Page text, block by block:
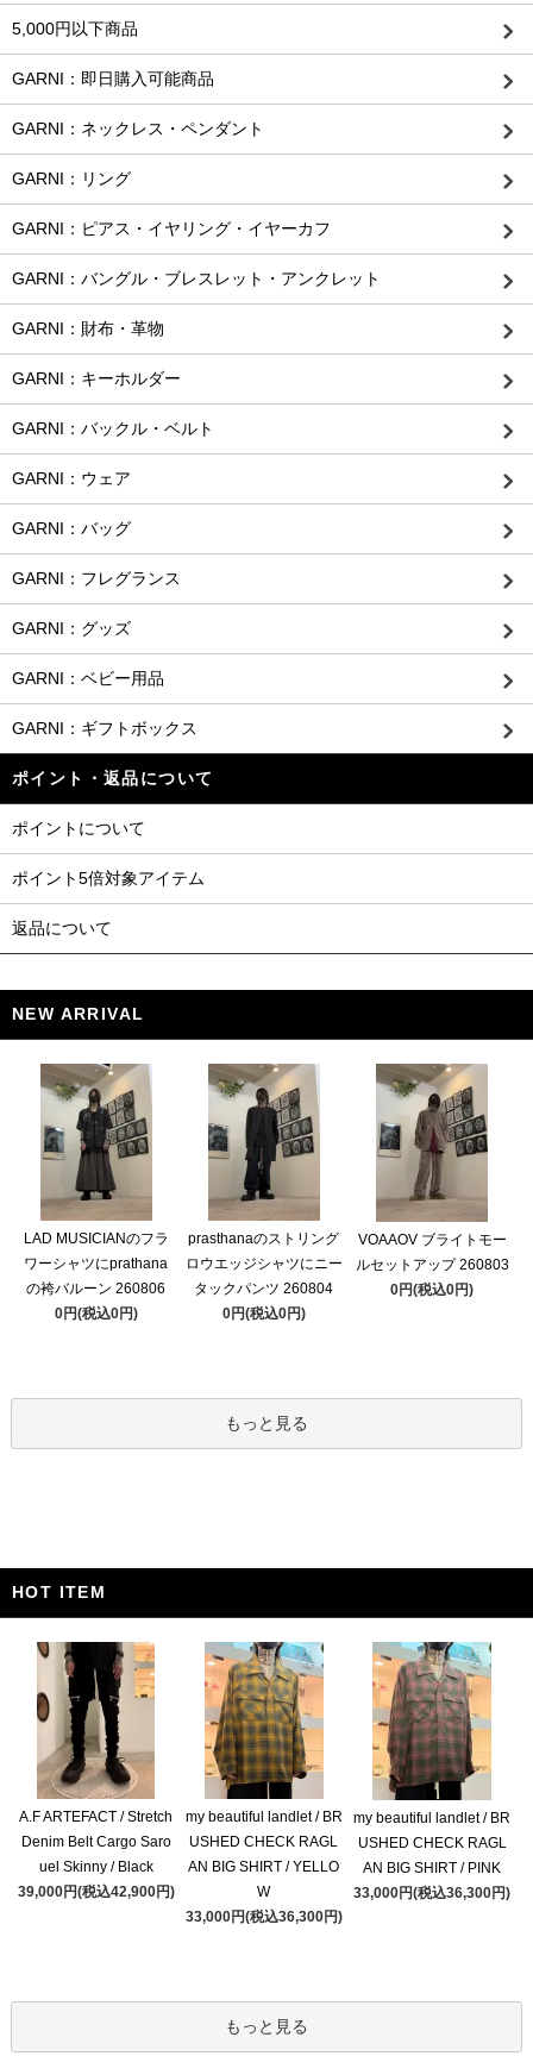
5,000円以下商品
GARNI：即日購入可能商品
GARNI：ネックレス・ペンダント
GARNI：リング
GARNI：ピアス・イヤリング・イヤーカフ
GARNI：バングル・ブレスレット・アンクレット
GARNI：財布・革物
GARNI：キーホルダー
GARNI：バックル・ベルト
GARNI：ウェア
GARNI：バッグ
GARNI：フレグランス
GARNI：グッズ
GARNI：ベビー用品
GARNI：ギフトボックス
ポイント・返品について
ポイントについて
ポイント5倍対象アイテム
返品について
NEW ARRIVAL
LAD MUSICIANのフラ
ワーシャツにprathana
の袴バルーン 260806
0円(税込0円)
prasthanaのストリング
ロウエッジシャツにニー
タックパンツ 260804
0円(税込0円)
VOAAOV ブライトモー
ルセットアップ 260803
0円(税込0円)
もっと見る
HOT ITEM
A.F ARTEFACT / Stretch
Denim Belt Cargo Saro
uel Skinny / Black
39,000円(税込42,900円)
my beautiful landlet / BR
USHED CHECK RAGL
AN BIG SHIRT / YELLO
W
33,000円(税込36,300円)
my beautiful landlet / BR
USHED CHECK RAGL
AN BIG SHIRT / PINK
33,000円(税込36,300円)
もっと見る